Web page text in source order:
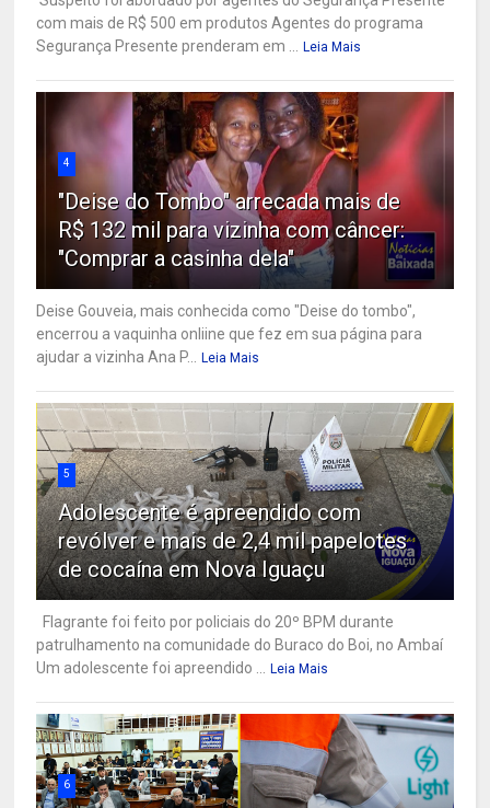
com mais de R$ 500 em produtos Agentes do programa
Segurança Presente prenderam em ...
Leia Mais
4
"Deise do Tombo" arrecada mais de
R$ 132 mil para vizinha com câncer:
"Comprar a casinha dela"
Deise Gouveia, mais conhecida como "Deise do tombo",
encerrou a vaquinha onliine que fez em sua página para
ajudar a vizinha Ana P...
Leia Mais
5
Adolescente é apreendido com
revólver e mais de 2,4 mil papelotes
de cocaína em Nova Iguaçu
Flagrante foi feito por policiais do 20º BPM durante
patrulhamento na comunidade do Buraco do Boi, no Ambaí
Um adolescente foi apreendido ...
Leia Mais
6